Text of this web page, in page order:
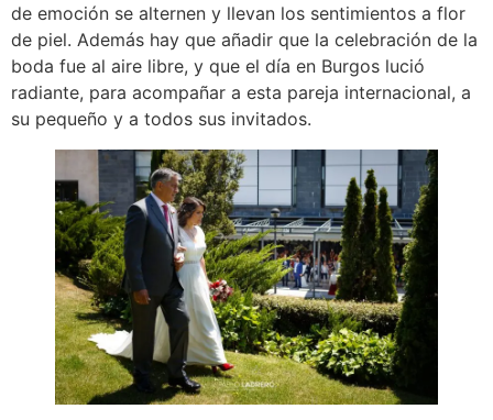
de emoción se alternen y llevan los sentimientos a flor
de piel. Además hay que añadir que la celebración de la
boda fue al aire libre, y que el día en Burgos lució
radiante, para acompañar a esta pareja internacional, a
su pequeño y a todos sus invitados.